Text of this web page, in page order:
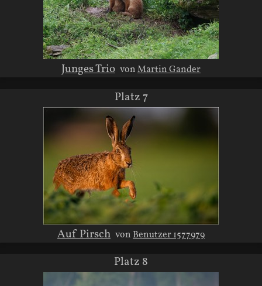
Junges Trio vonMartin Gander
Platz 7
Auf Pirsch vonBenutzer 1577979
Platz 8